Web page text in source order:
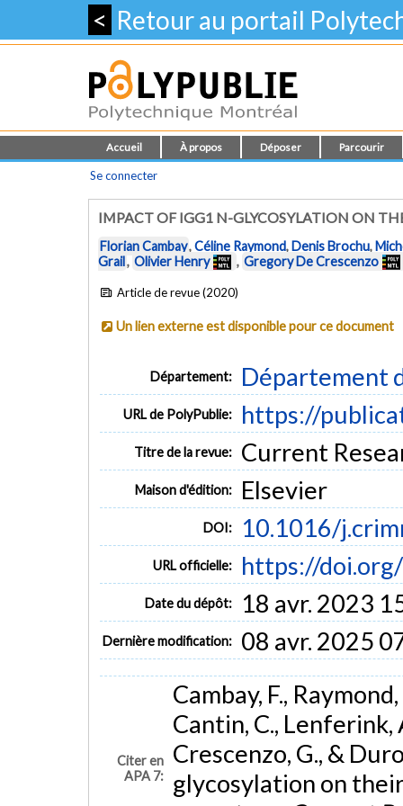
< Retour au portail
Accueil À propos Déposer Parcourir
Se connecter
IMPACT OF IGG1 N-GLYCOSYLATION ON
Florian Cambay,Céline Raymond,Denis Brochu,
Grail, Olivier Henry , Gregory De Crescenzo
Article de revue (2020)
Un lien externe est disponible pour ce document
Département: Département
URL de PolyPublie: https://
Titre de la revue: Current
Maison d'édition: Elsevier
DOI: 10.1016/
URL officielle: https://
Date du dépôt: 18 avr. 2023
Dernière modification: 08 avr. 2025
Citer en
APA 7:
Cambay, F.,
Cantin, C., Lenferink,
Crescenzo, G., &
glycosylation on